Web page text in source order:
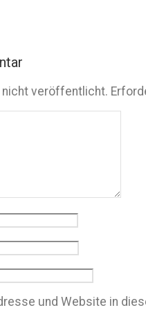
nicht veröffentlicht.
und Website in